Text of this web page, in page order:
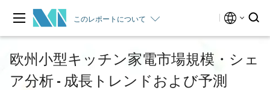
このレポートについて
欧州小型キッチン家電市場規模・シェ
ア分析 - 成長トレンドおよび予測